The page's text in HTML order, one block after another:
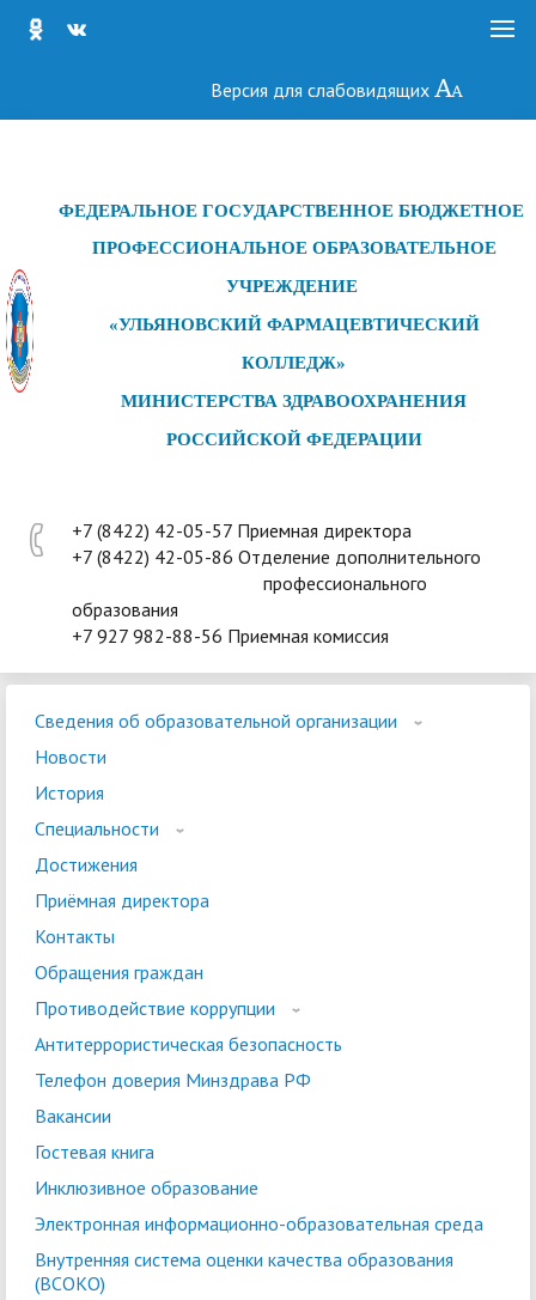
Версия для слабовидящих
ФЕДЕРАЛЬНОЕ ГОСУДАРСТВЕННОЕ БЮДЖЕТНОЕ
ПРОФЕССИОНАЛЬНОЕ ОБРАЗОВАТЕЛЬНОЕ
УЧРЕЖДЕНИЕ
«УЛЬЯНОВСКИЙ ФАРМАЦЕВТИЧЕСКИЙ
КОЛЛЕДЖ»
МИНИСТЕРСТВА ЗДРАВООХРАНЕНИЯ
РОССИЙСКОЙ ФЕДЕРАЦИИ
+7 (8422) 42-05-57 Приемная директора
+7 (8422) 42-05-86 Отделение дополнительного
профессионального
образования
+7 927 982-88-56 Приемная комиссия
Сведения об образовательной организации
Новости
История
Специальности
Достижения
Приёмная директора
Контакты
Обращения граждан
Противодействие коррупции
Антитеррористическая безопасность
Телефон доверия Минздрава РФ
Вакансии
Гостевая книга
Инклюзивное образование
Электронная информационно-образовательная среда
Внутренняя система оценки качества образования
(ВСОКО)